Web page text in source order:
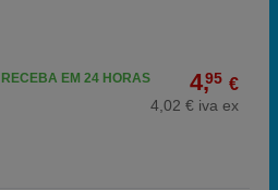
4,95 €
4,02 € iva ex
RECEBA EM 24 HORAS